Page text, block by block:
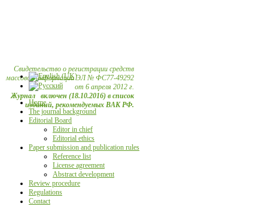
Свидетельство о регистрации средств
массовой информации ЭЛ № ФС77-49292
от 6 апреля 2012 г.
Журнал включен (18.10.2016) в список
изданий, рекомендуемых ВАК РФ.
Home
The journal background
Editorial Board
Editor in chief
Editorial ethics
Paper submission and publication rules
Reference list
License agreement
Abstract development
Review procedure
Regulations
Contact